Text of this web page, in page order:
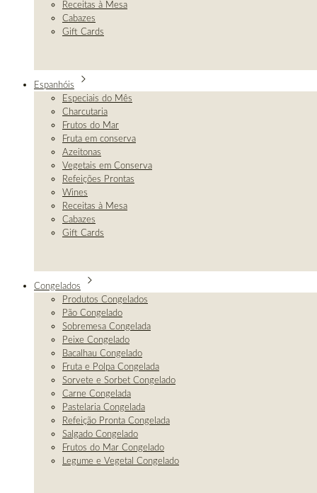
Receitas à Mesa
Cabazes
Gift Cards
Espanhóis
Especiais do Mês
Charcutaria
Frutos do Mar
Fruta em conserva
Azeitonas
Vegetais em Conserva
Refeições Prontas
Wines
Receitas à Mesa
Cabazes
Gift Cards
Congelados
Produtos Congelados
Pão Congelado
Sobremesa Congelada
Peixe Congelado
Bacalhau Congelado
Fruta e Polpa Congelada
Sorvete e Sorbet Congelado
Carne Congelada
Pastelaria Congelada
Refeição Pronta Congelada
Salgado Congelado
Frutos do Mar Congelado
Legume e Vegetal Congelado